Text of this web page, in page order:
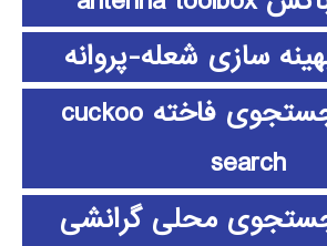
سازی شعله-پروانه
الگوریتم جستجوی فاخته cuckoo
search
جستجوی محلی گرانشی